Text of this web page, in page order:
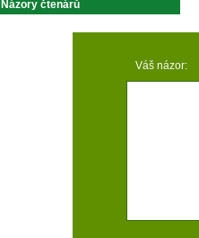
Názory čtenárů
Váš názor: